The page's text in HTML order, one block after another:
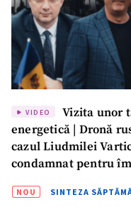
VIDEO
Vizita unor
energetică | Dronă
cazul Liudmilei
condamnat pentru
GARDĂ
NOU SINTEZA